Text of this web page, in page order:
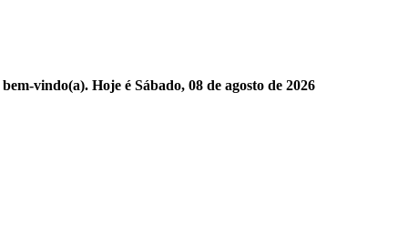
bem-vindo(a). Hoje é Sábado, 08 de agosto de 2026